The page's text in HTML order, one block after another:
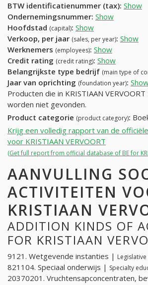
BTW identificatienummer (tax): Show
Ondernemingsnummer: Show
Hoofdstad (capital): Show
Verkoop, per jaar (sales, per year): Show
Werknemers (employees): Show
Credit rating (credit rating): Show
Belangrijkste type bedrijf (main type of
Jaar van oprichting (foundation year):
Producten die in KRISTIAAN
worden niet gevonden.
Product categorie (product category):
Krijg een volledig rapport van de
voor KRISTIAAN VERVOORT
(Get full report from official database of BE for
AANVULLING
ACTIVITEITEN
KRISTIAAN
ADDITION KINDS OF
FOR KRISTIAAN
9121. Wetgevende instanties |
821104. Speciaal onderwijs | Specialty
20370201. Vruchtensapconcentraten,